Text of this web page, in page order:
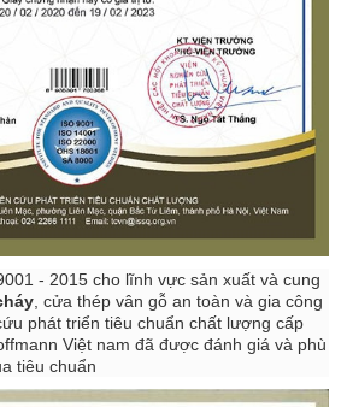
- 2015 cho lĩnh vực sản xuất và cung
, cửa thép vân gỗ an toàn và gia công
phát triển tiêu chuẩn chất lượng cấp
Việt nam đã được đánh giá và phù
tiêu chuẩn